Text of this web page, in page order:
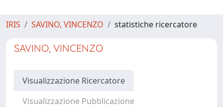
IRIS SAVINO, VINCENZO statistiche ricercatore
SAVINO, VINCENZO
Visualizzazione Ricercatore
Visualizzazione Pubblicazione